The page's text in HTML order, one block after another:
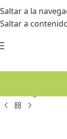
Saltar a la
Saltar a